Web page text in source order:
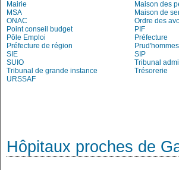
Mairie
Maison des
MSA
Maison de
ONAC
Ordre des
Point conseil budget
PIF
Pôle Emploi
Préfecture
Préfecture de région
Prud'hommes
SIE
SIP
SUIO
Tribunal
Tribunal de grande instance
Trésorerie
URSSAF
Hôpitaux proches de